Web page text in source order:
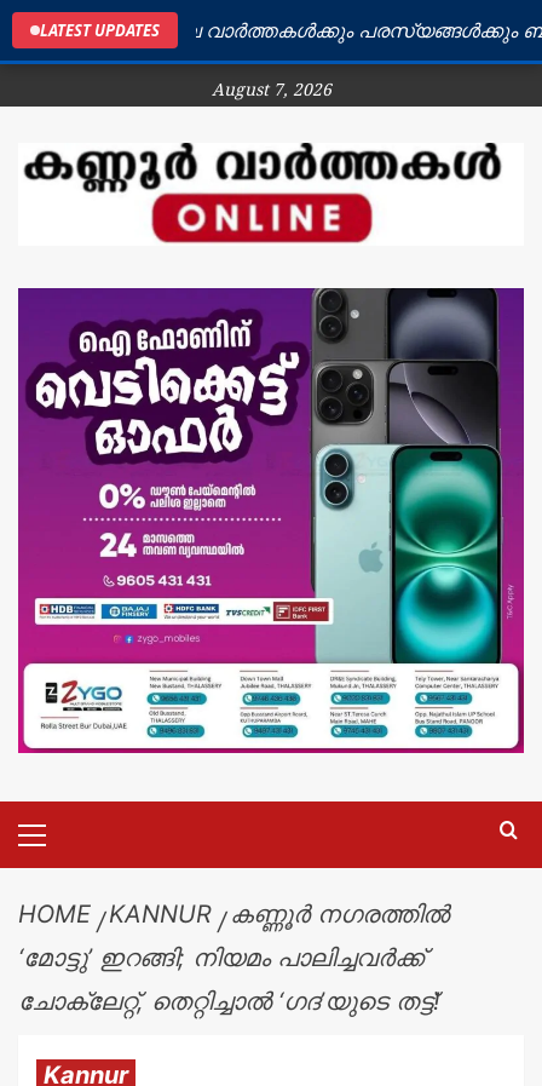
LATEST UPDATES
ജില്ലയിലെ വാർത്തകൾക്കും പരസ്യങ്ങൾക്കും
August 7, 2026
HOME KANNUR
കണ്ണൂർ നഗരത്തിൽ
‘മോട്ടു’ ഇറങ്ങി; നിയമം പാലിച്ചവർക്ക്
ചോക്ലേറ്റ്, തെറ്റിച്ചാൽ ‘ഗദ’യുടെ തട്ട്!
Kannur